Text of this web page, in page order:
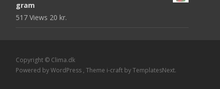
gram
517 Views 20 kr.
Copyright © Clima.dk
Powered by WordPress , Theme i-craft by TemplatesNext.